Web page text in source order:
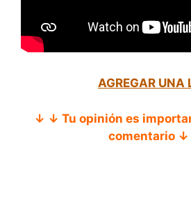
AGREGAR UNA
↓ ↓ Tu opinión es
comentario